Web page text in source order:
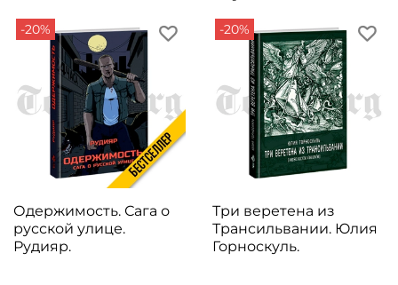
-20%
Одержимость. Сага о
русской улице.
Рудияр.
-20%
Три веретена из
Трансильвании. Юлия
Горноскуль.